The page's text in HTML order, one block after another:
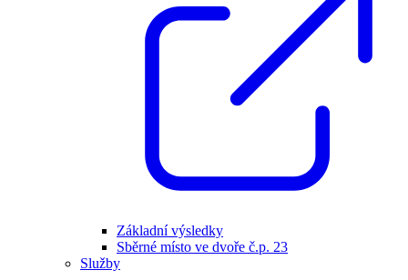
Základní výsledky
Sběrné místo ve dvoře č.p. 23
Služby